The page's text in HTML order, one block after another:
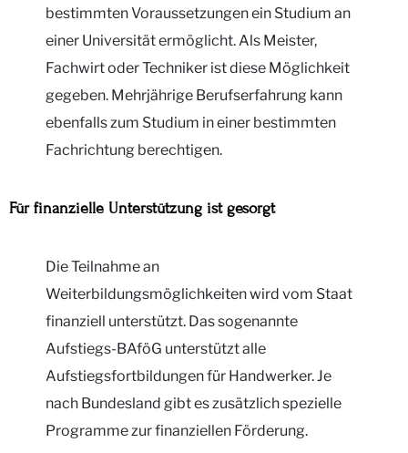
bestimmten Voraussetzungen ein Studium an
einer Universität ermöglicht. Als Meister,
Fachwirt oder Techniker ist diese Möglichkeit
gegeben. Mehrjährige Berufserfahrung kann
ebenfalls zum Studium in einer bestimmten
Fachrichtung berechtigen.
Für finanzielle Unterstützung ist gesorgt
Die Teilnahme an
Weiterbildungsmöglichkeiten wird vom Staat
finanziell unterstützt. Das sogenannte
Aufstiegs-BAföG unterstützt alle
Aufstiegsfortbildungen für Handwerker. Je
nach Bundesland gibt es zusätzlich spezielle
Programme zur finanziellen Förderung.